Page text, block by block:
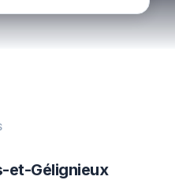
et-Gélignieux